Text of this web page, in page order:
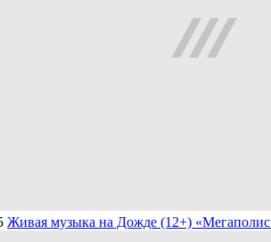
Живая музыка на Дожде (12+)